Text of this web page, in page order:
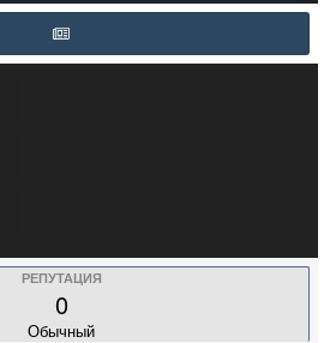
РЕПУТАЦИЯ
0
Обычный